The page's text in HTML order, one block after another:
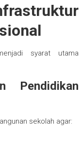
syarat utama
Pendidikan
sekolah agar: